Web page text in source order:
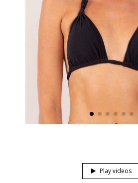
Play videos